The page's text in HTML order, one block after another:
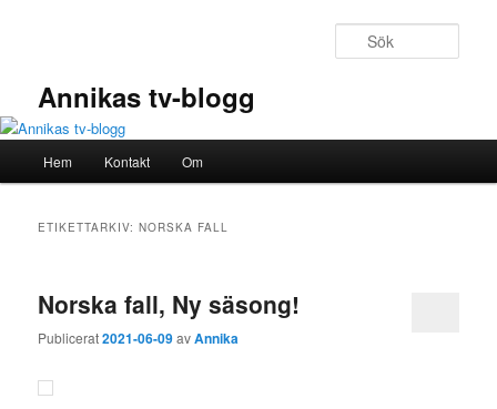
Annikas tv-blogg
Hem Kontakt Om
ETIKETTARKIV:NORSKA FALL
Norska fall, Ny säsong!
Publicerat2021-06-09avAnnika